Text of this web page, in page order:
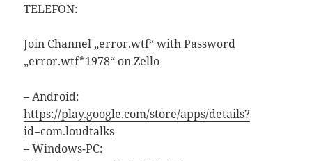
TELEFON:
Join Channel „error.wtf“ with Password
„error.wtf*1978“ on Zello
– Android:
https://play.google.com/store/apps/details?
id=com.loudtalks
– Windows-PC: